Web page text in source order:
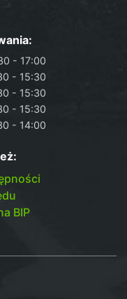
- 17:00
- 15:30
- 15:30
- 15:30
- 14:00
BIP